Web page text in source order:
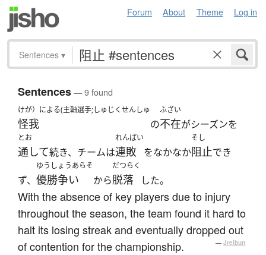
Forum About Theme Log in
Sentences ▾
Sentences— 9 found
けが）による(主軸選手;しゅじくせんしゅ
怪我 の
ふざい
不在がシーズンを
とお
通して続き、チームは
れんぱい
連敗 をなかなか
そし
阻止でき
ず、
ゆうしょうあらそ
優勝争い から
だつらく
脱落 した。
With the absence of key players due to injury
throughout the season, the team found it hard to
halt its losing streak and eventually dropped out
of contention for the championship.
— Jreibun